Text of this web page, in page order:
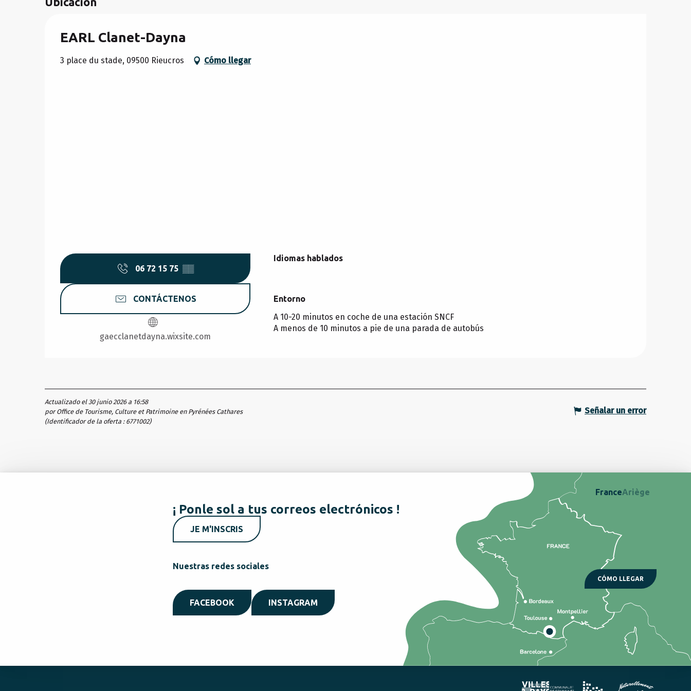
EARL Clanet-Dayna
3 place du stade, 09500 Rieucros Cómo llegar
06 72 15 75 ▒▒
CONTÁCTENOS
gaecclanetdayna.wixsite.com
Idiomas hablados
Idiomas hablados
Entorno
Entorno
A 10-20 minutos en coche de una estación SNCF
A menos de 10 minutos a pie de una parada de autobús
Actualizado el 30 junio 2026 a 16:58
por Office de Tourisme, Culture et Patrimoine en Pyrénées Cathares
(Identificador de la oferta : 6771002)
Señalar un error
¡ Ponle sol a tus correos electrónicos !
JE M'INSCRIS
Nuestras redes sociales
FACEBOOK INSTAGRAM
CÓMO LLEGAR
FranceAriège